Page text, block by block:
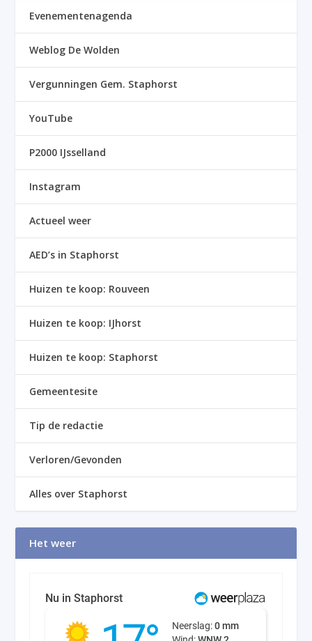
Evenementenagenda
Weblog De Wolden
Vergunningen Gem. Staphorst
YouTube
P2000 IJsselland
Instagram
Actueel weer
AED’s in Staphorst
Huizen te koop: Rouveen
Huizen te koop: IJhorst
Huizen te koop: Staphorst
Gemeentesite
Tip de redactie
Verloren/Gevonden
Alles over Staphorst
Het weer